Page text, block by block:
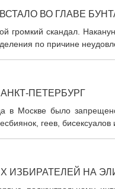
ВО ГЛАВЕ
громкий скандал.
по причине
ПЕТЕРБУРГ
в Москве было
геев, бисексуалов
ИЗБИРАТЕЛЕЙ НА